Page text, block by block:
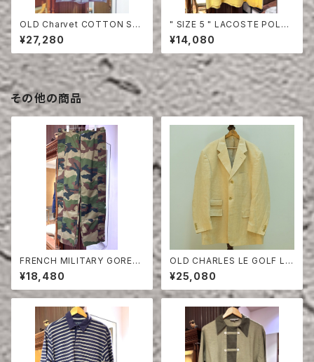
OLD Charvet COTTON SHI
RT
¥27,280
" SIZE 5 " LACOSTE POLO
SHIRT YELLOW
¥14,080
その他の商品
FRENCH MILITARY GORET
EX PANTS
¥18,480
OLD CHARLES LE GOLF LI
NEN HERRINGBONE TAILO
RED JACKET
¥25,080